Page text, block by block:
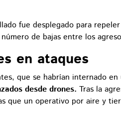
fue desplegado para
de bajas entre los
en ataques
que se habrían internado en
desde drones. Tras la
que un operativo por aire y